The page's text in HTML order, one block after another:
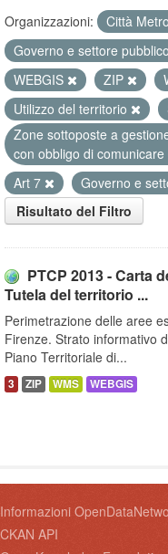
Organizzazioni: Città
Governo e settore pubblico
WEBGIS
ZIP
Utilizzo del territorio
Zone sottoposte a
con obbligo di comunicare
Art 7
Governo e
Risultato del Filtro
PTCP 2013 - Carta
Tutela del territorio ...
Perimetrazione delle aree
Firenze. Strato informativo
Piano Territoriale di...
3 ZIP WMS WEBGIS
Informazioni
CKAN API